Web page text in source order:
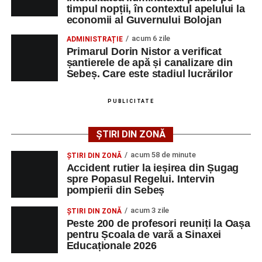
adrese de e-mail, pentru ca persoanele interesate să
poată solicita detalii despre condițiile de angajare,
programul de lucru și procesul de recrutare.
Mai jos puteți consulta lista completă a locurilor de
muncă disponibile în comuna Săsciori la data de 4
AGENT OCUPAŢIA
NR.
LMV
NR.
MAIL
Technology Srl
OPERATOR LA
MASINI-UNELTE
CU COMANDA
NUMERICA
1 0752826367
timpul nopții, în contextul apelului la
economii al Guvernului Bolojan
ADMINISTRAȚIE acum 6 zile
Primarul Dorin Nistor a verificat
șantierele de apă și canalizare din
Sebeș. Care este stadiul lucrărilor
PUBLICITATE
ȘTIRI DIN ZONĂ
ȘTIRI DIN ZONĂ acum 58 de minute
Accident rutier la ieșirea din Șugag
spre Popasul Regelui. Intervin
pompierii din Sebeș
ȘTIRI DIN ZONĂ acum 3 zile
Peste 200 de profesori reuniți la Oașa
pentru Școala de vară a Sinaxei
Educaționale 2026